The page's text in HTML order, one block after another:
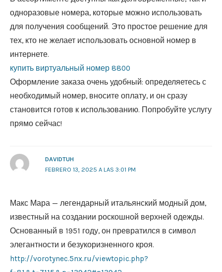
одноразовые номера, которые можно использовать
для получения сообщений. Это простое решение для
тех, кто не желает использовать основной номер в
интернете.
купить виртуальный номер 8800
Оформление заказа очень удобный: определяетесь с
необходимый номер, вносите оплату, и он сразу
становится готов к использованию. Попробуйте услугу
прямо сейчас!
DAVIDTUH
FEBRERO 13, 2025 A LAS 3:01 PM
Макс Мара — легендарный итальянский модный дом,
известный на создании роскошной верхней одежды.
Основанный в 1951 году, он превратился в символ
элегантности и безукоризненного кроя.
http://vorotynec.5nx.ru/viewtopic.php?